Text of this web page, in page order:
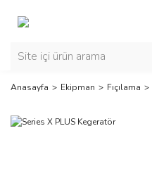
Anasayfa Ekipman Fıçılama